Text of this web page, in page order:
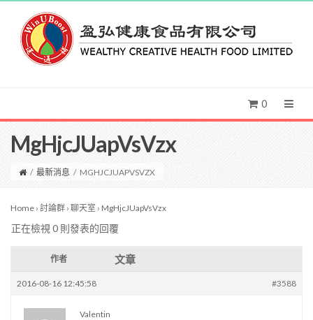
0
MgHjcJUapVsVzx
/ 最新消息 / MGHJCJUAPVSVZX
Home › 討論群 › 聊天室 › MgHjcJUapVsVzx
正在檢視 0 則發表的回覆
作者 文章
2016-08-16 12:45:58 #3588
Valentin